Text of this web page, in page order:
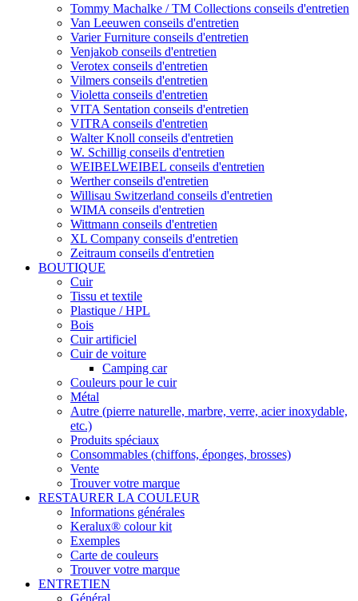
Tommy Machalke / TM Collections conseils d'entretien
Van Leeuwen conseils d'entretien
Varier Furniture conseils d'entretien
Venjakob conseils d'entretien
Verotex conseils d'entretien
Vilmers conseils d'entretien
Violetta conseils d'entretien
VITA Sentation conseils d'entretien
VITRA conseils d'entretien
Walter Knoll conseils d'entretien
W. Schillig conseils d'entretien
WEIBELWEIBEL conseils d'entretien
Werther conseils d'entretien
Willisau Switzerland conseils d'entretien
WIMA conseils d'entretien
Wittmann conseils d'entretien
XL Company conseils d'entretien
Zeitraum conseils d'entretien
BOUTIQUE
Cuir
Tissu et textile
Plastique / HPL
Bois
Cuir artificiel
Cuir de voiture
Camping car
Couleurs pour le cuir
Métal
Autre (pierre naturelle, marbre, verre, acier inoxydable,
etc.)
Produits spéciaux
Consommables (chiffons, éponges, brosses)
Vente
Trouver votre marque
RESTAURER LA COULEUR
Informations générales
Keralux® colour kit
Exemples
Carte de couleurs
Trouver votre marque
ENTRETIEN
Général